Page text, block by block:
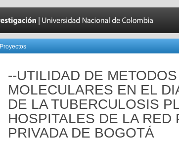
Proyectos
--UTILIDAD DE METODOS
MOLECULARES EN EL
DE LA TUBERCULOSIS
HOSPITALES DE LA RED
PRIVADA DE BOGOTÁ